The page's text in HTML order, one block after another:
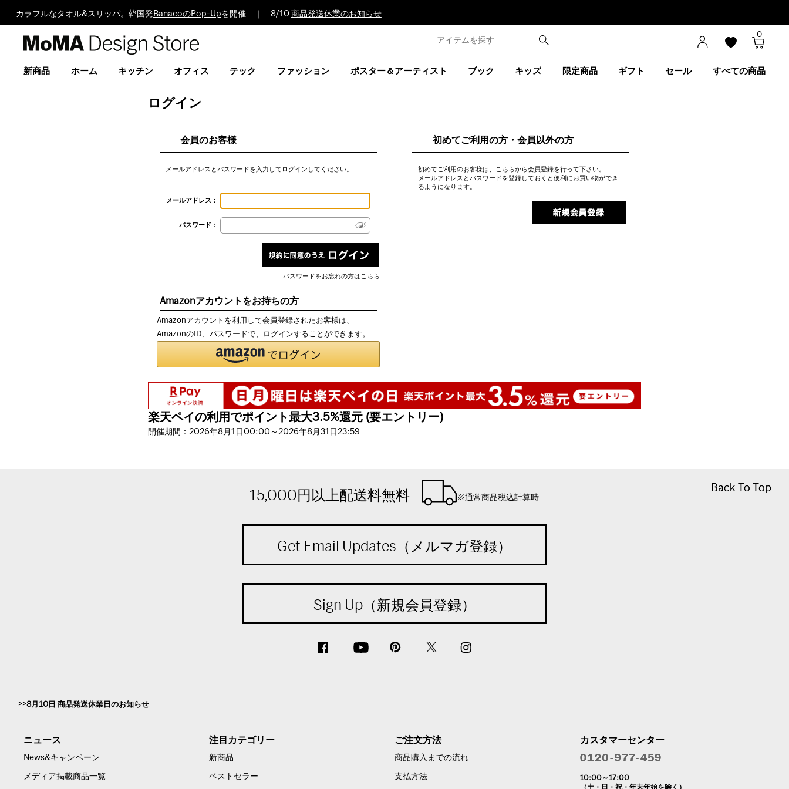
カラフルなタオル&スリッパ。韓国発 BanacoのPop-Upを開催 ｜ 8/10 商品発送休業のお知らせ
Design
0
新商品 ホーム キッチン オフィス テック ファッション ポスター＆アーティスト ブック キッズ 限定商品 ギフト セール すべての商品
ログイン
会員のお客様
メールアドレスとパスワードを入力してログインしてください。
メールアドレス：
パスワード：
パスワードをお忘れの方はこちら
初めてご利用の方・会員以外の方
初めてご利用のお客様は、こちらから会員登録を行って下さい。
メールアドレスとパスワードを登録しておくと便利にお買い物ができ
るようになります。
Amazonアカウントをお持ちの方
Amazonアカウントを利用して会員登録されたお客様は、
AmazonのID、パスワードで、ログインすることができます。
楽天ペイの利用でポイント最大3.5%還元 (要エントリー)
開催期間：2026年8月1日00:00～2026年8月31日23:59
Back To Top
Back To Top
15,000円以上配送料無料 ※通常商品税込計算時
Get Email Updates（メルマガ登録）
Sign Up（新規会員登録）
8月10日 商品発送休業日のお知らせ
ニュース
News&キャンペーン
メディア掲載商品一覧
注目カテゴリー
新商品
ベストセラー
ご注文方法
商品購入までの流れ
支払方法
カスタマーセンター
10:00～17:00
（土・日・祝・年末年始を除く）